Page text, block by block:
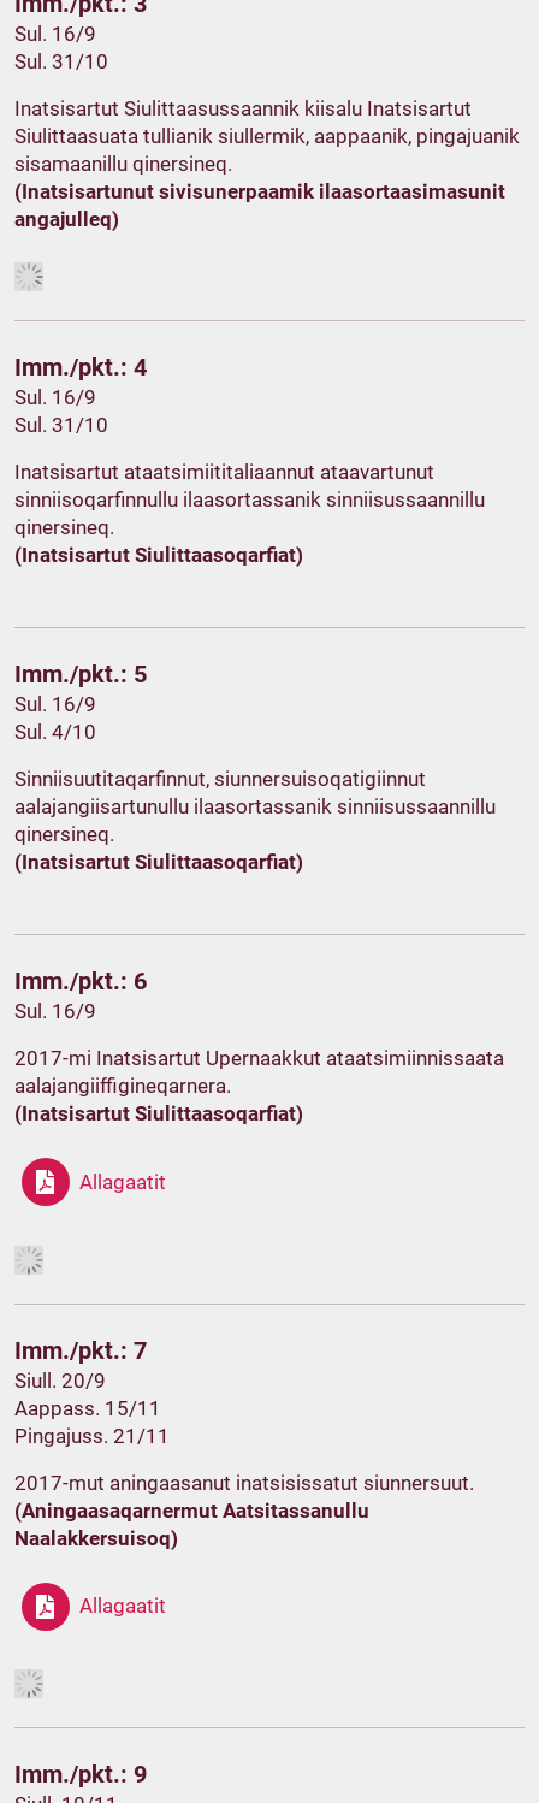
Sul. 16/9
Sul. 31/10
Inatsisartut Siulittaasussaannik kiisalu Inatsisartut
Siulittaasuata tullianik siullermik, aappaanik, pingajuanik
sisamaanillu qinersineq.
(Inatsisartunut sivisunerpaamik ilaasortaasimasunit
angajulleq)
Imm./pkt.: 4
Sul. 16/9
Sul. 31/10
Inatsisartut ataatsimiititaliaannut ataavartunut
sinniisoqarfinnullu ilaasortassanik sinniisussaannillu
qinersineq.
(Inatsisartut Siulittaasoqarfiat)
Imm./pkt.: 5
Sul. 16/9
Sul. 4/10
Sinniisuutitaqarfinnut, siunnersuisoqatigiinnut
aalajangiisartunullu ilaasortassanik sinniisussaannillu
qinersineq.
(Inatsisartut Siulittaasoqarfiat)
Imm./pkt.: 6
Sul. 16/9
2017-mi Inatsisartut Upernaakkut ataatsimiinnissaata
aalajangiiffigineqarnera.
(Inatsisartut Siulittaasoqarfiat)
Allagaatit
Imm./pkt.: 7
Siull. 20/9
Aappass. 15/11
Pingajuss. 21/11
2017-mut aningaasanut inatsisissatut siunnersuut.
(Aningaasaqarnermut Aatsitassanullu
Naalakkersuisoq)
Allagaatit
Imm./pkt.: 9